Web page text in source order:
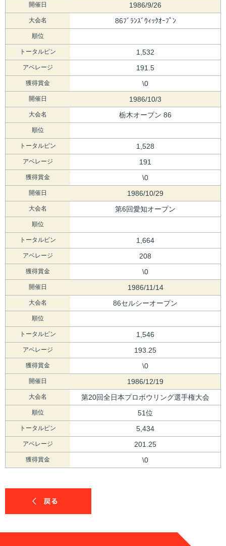
開催日 1986/9/26
大会名 86ﾌﾞﾗﾝｽﾞｳｨｯｸｵｰﾌﾟﾝ
順位
トータルピン 1,532
アベレージ 191.5
獲得賞金 \0
開催日 1986/10/3
大会名 栃木オープン 86
順位
トータルピン 1,528
アベレージ 191
獲得賞金 \0
開催日 1986/10/29
大会名 第6回愛知オープン
順位
トータルピン 1,664
アベレージ 208
獲得賞金 \0
開催日 1986/11/14
大会名 86セルシーオープン
順位
トータルピン 1,546
アベレージ 193.25
獲得賞金 \0
開催日 1986/12/19
大会名 第20回全日本プロボウリング選手権大会
順位 51位
トータルピン 5,434
アベレージ 201.25
獲得賞金 \0